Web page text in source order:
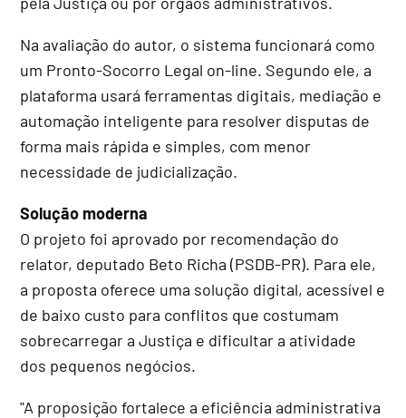
Na avaliação do autor, o sistema funcionará como
um Pronto-Socorro Legal on-line. Segundo ele, a
plataforma usará ferramentas digitais, mediação e
automação inteligente para resolver disputas de
forma mais rápida e simples, com menor
necessidade de judicialização.
Solução moderna
O projeto foi aprovado por recomendação do
relator, deputado Beto Richa (PSDB-PR). Para ele,
a proposta oferece uma solução digital, acessível e
de baixo custo para conflitos que costumam
sobrecarregar a Justiça e dificultar a atividade
dos pequenos negócios.
"A proposição fortalece a eficiência administrativa